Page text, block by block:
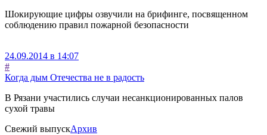
Шокирующие цифры озвучили на брифинге, посвященном
соблюдению правил пожарной безопасности
24.09.2014 в 14:07
#
Когда дым Отечества не в радость
В Рязани участились случаи несанкционированных палов
сухой травы
Свежий выпускАрхив